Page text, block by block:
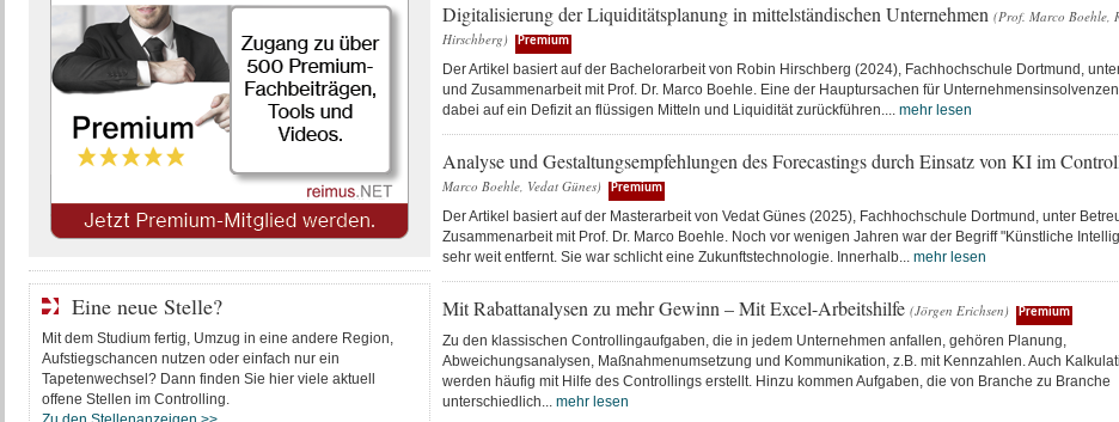
Digitalisierung der Liquiditätsplanung in mittelständischen Unternehmen (Prof. Marco Boehle,
Hirschberg)
Premium
Der Artikel basiert auf der Bachelorarbeit von Robin Hirschberg (2024), Fachhochschule Dortmund,
und Zusammenarbeit mit Prof. Dr. Marco Boehle. Eine der Hauptursachen für
dabei auf ein Defizit an flüssigen Mitteln und Liquidität zurückführen.... mehr lesen
Analyse und Gestaltungsempfehlungen des Forecastings durch Einsatz von KI im
Marco Boehle, Vedat Günes)
Premium
Der Artikel basiert auf der Masterarbeit von Vedat Günes (2025), Fachhochschule Dortmund, unter
Zusammenarbeit mit Prof. Dr. Marco Boehle. Noch vor wenigen Jahren war der Begriff "Künstliche
sehr weit entfernt. Sie war schlicht eine Zukunftstechnologie. Innerhalb... mehr lesen
Mit Rabattanalysen zu mehr Gewinn – Mit Excel-Arbeitshilfe (Jörgen Erichsen) Premium
Zu den klassischen Controllingaufgaben, die in jedem Unternehmen anfallen, gehören Planung,
Abweichungsanalysen, Maßnahmenumsetzung und Kommunikation, z.B. mit Kennzahlen. Auch
werden häufig mit Hilfe des Controllings erstellt. Hinzu kommen Aufgaben, die von Branche zu Branche
unterschiedlich... mehr lesen
Eine neue Stelle?
Mit dem Studium fertig, Umzug in eine andere Region,
Aufstiegschancen nutzen oder einfach nur ein
Tapetenwechsel? Dann finden Sie hier viele aktuell
offene Stellen im Controlling.